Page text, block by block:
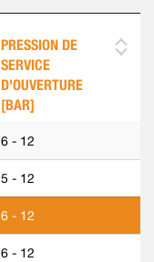
PRESSION DE
SERVICE
D'OUVERTURE
[BAR]
6 - 12
5 - 12
6 - 12
6 - 12